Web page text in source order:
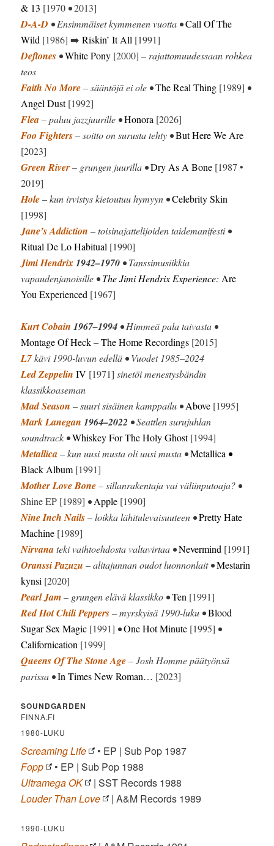
& 13 [1970 •2013]
D-A-D • Ensimmäiset kymmenen vuotta •Call Of The
Wild [1986] ➡️Riskin’ It All [1991]
Deftones •White Pony [2000] – rajattomuudessaan rohkea
teos
Faith No More– sääntöjä ei ole •The Real Thing [1989] •
Angel Dust[1992]
Flea– paluu jazzjuurille •Honora [2026]
Foo Fighters– soitto on surusta tehty •But Here We Are
[2023]
Green River– grungen juurilla •Dry As A Bone [1987 •
2019]
Hole– kun irvistys kietoutuu hymyyn •Celebrity Skin
[1998]
Jane’s Addiction – toisinajattelijoiden taidemanifesti •
Ritual De Lo Habitual [1990]
Jimi Hendrix1942–1970 • Tanssimusiikkia
vapaudenjanoisille •The Jimi Hendrix Experience: Are
You Experienced [1967]
Kurt Cobain 1967–1994 • Himmeä pala taivasta •
Montage Of Heck– The Home Recordings [2015]
L7kävi 1990-luvun edellä • Vuodet 1985–2024
Led Zeppelin IV [1971] sinetöi menestysbändin
klassikkoaseman
Mad Season – suuri sisäinen kamppailu •Above [1995]
Mark Lanegan 1964–2022 • Seattlen surujuhlan
soundtrack •Whiskey For The Holy Ghost[1994]
Metallica– kun uusi musta oli uusi musta •Metallica •
Black Album [1991]
Mother Love Bone– sillanrakentaja vai väliinputoaja? •
Shine EP [1989] •Apple [1990]
Nine Inch Nails– loikka lähitulevaisuuteen •Pretty Hate
Machine [1989]
Nirvanateki vaihtoehdosta valtavirtaa •Nevermind [1991]
Oranssi Pazuzu – alitajunnan oudot luonnonlait •Mestarin
kynsi [2020]
Pearl Jam– grungen elävä klassikko •Ten [1991]
Red Hot Chili Peppers– myrskyisä 1990-luku •Blood
Sugar Sex Magic [1991] •One Hot Minute [1995] •
Californication [1999]
Queens Of The Stone Age– Josh Homme päätyönsä
parissa •In Times New Roman… [2023]
SOUNDGARDEN
FINNA.FI
1980-LUKU
Screaming Life
• EP | Sub Pop 1987
Fopp
• EP | Sub Pop 1988
Ultramega OK
| SST Records 1988
Louder Than Love
| A&M Records 1989
1990-LUKU